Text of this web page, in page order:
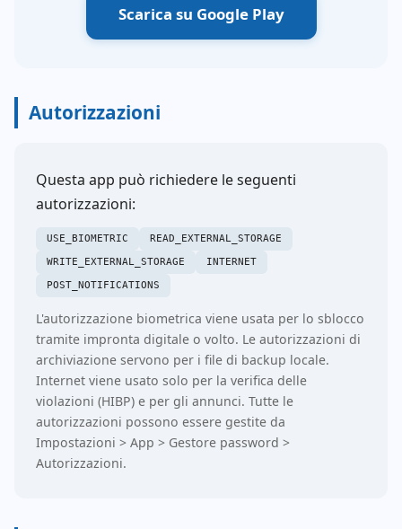
Scarica su Google Play
Autorizzazioni
Questa app può richiedere le seguenti
autorizzazioni:
USE_BIOMETRIC
READ_EXTERNAL_STORAGE
WRITE_EXTERNAL_STORAGE
INTERNET
POST_NOTIFICATIONS
L'autorizzazione biometrica viene usata per lo sblocco
tramite impronta digitale o volto. Le autorizzazioni di
archiviazione servono per i file di backup locale.
Internet viene usato solo per la verifica delle
violazioni (HIBP) e per gli annunci. Tutte le
autorizzazioni possono essere gestite da
Impostazioni > App > Gestore password >
Autorizzazioni.